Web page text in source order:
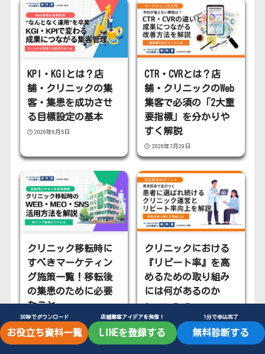
30秒でダウンロード
お役立ち資料一覧
店舗集客アイデアを発信！
LINEを登録する
1分で申込完了
無料診断する
KPI・KGIとは？店
舗・クリニックの集
客・集患を成功させ
る目標設定の基本
2026年8月5日
CTR・CVRとは？店
舗・クリニックのWeb
集客で必須の「2大重
要指標」を分かりや
すく解説
2026年7月29日
クリニック移転時に
すべきマーケティン
グ施策一覧！移転後
の集患のために必要
なこと
2026年6月26日
クリニックにおける
『リピート率』を高
めるための取り組み
には何があるのか
2026年6月20日